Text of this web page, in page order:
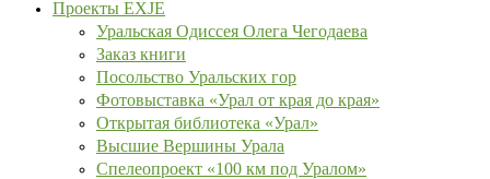
Проекты EXJE
Уральская Одиссея Олега Чегодаева
Заказ книги
Посольство Уральских гор
Фотовыставка «Урал от края до края»
Открытая библиотека «Урал»
Высшие Вершины Урала
Спелеопроект «100 км под Уралом»